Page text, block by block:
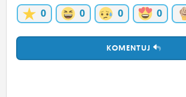
0 0 0 0
KOMENTUJ